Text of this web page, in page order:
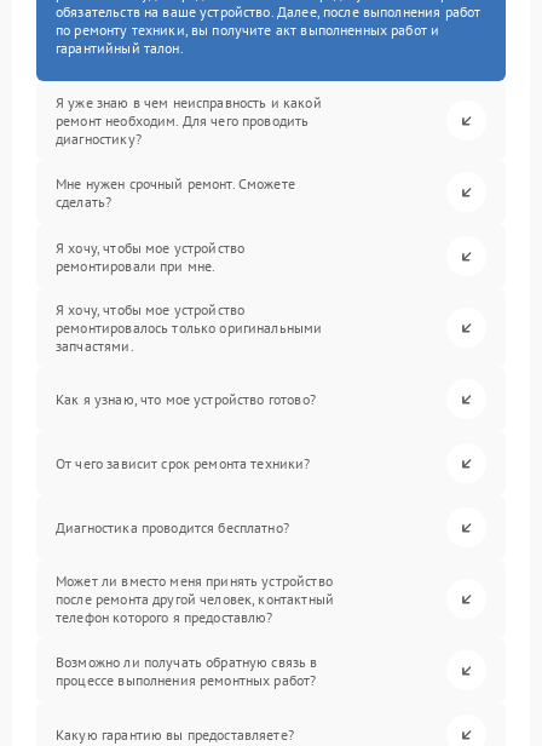
обязательств на ваше устройство. Далее, после выполнения работ
по ремонту техники, вы получите акт выполненных работ и
гарантийный талон.
Я уже знаю в чем неисправность и какой
ремонт необходим. Для чего проводить
диагностику?
Мне нужен срочный ремонт. Сможете
сделать?
Я хочу, чтобы мое устройство
ремонтировали при мне.
Я хочу, чтобы мое устройство
ремонтировалось только оригинальными
запчастями.
Как я узнаю, что мое устройство готово?
От чего зависит срок ремонта техники?
Диагностика проводится бесплатно?
Может ли вместо меня принять устройство
после ремонта другой человек, контактный
телефон которого я предоставлю?
Возможно ли получать обратную связь в
процессе выполнения ремонтных работ?
Какую гарантию вы предоставляете?